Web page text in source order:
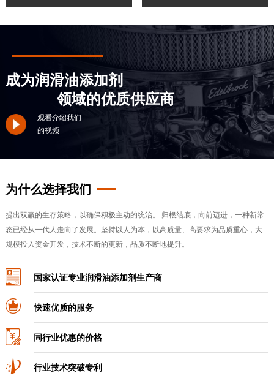
成为润滑油添加剂
领域的优质供应商
观看介绍我们
的视频
为什么选择我们
提出双赢的生存策略，以确保积极主动的统治。 归根结底，向前迈进，一种新常
态已经从一代人走向了发展。坚持以人为本，以高质量、高要求为品质重心，大
规模投入资金开发，技术不断的更新，品质不断地提升。
国家认证专业润滑油添加剂生产商
快速优质的服务
同行业优惠的价格
行业技术突破专利